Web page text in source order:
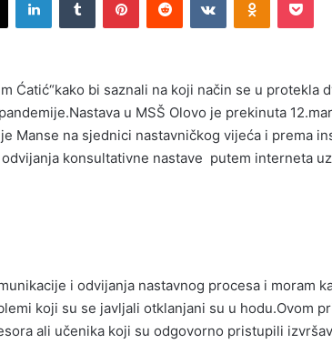
Ćatić“kako bi saznali na koji način se u protekla
u MSŠ Olovo je prekinuta
Manse na sjednici nastavničkog vijeća i prema
konsultativne nastave putem interneta
i odvijanja nastavnog procesa i moram
koji su se javljali otklanjani su u hodu.Ovom
ali učenika koji su odgovorno pristupili